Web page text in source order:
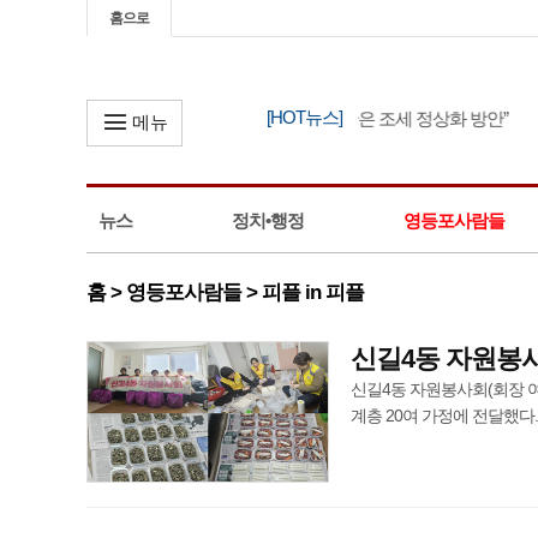
홈으로
[HOT뉴스]
한병도, “정부 세제 개편안은 조세 정상화 방안”
메뉴
뉴스 정치•행정 영등포사람들
홈 > 영등포사람들 > 피플 in 피플
신길4동 자원봉
신길4동 자원봉사회(회장
계층 20여 가정에 전달했다